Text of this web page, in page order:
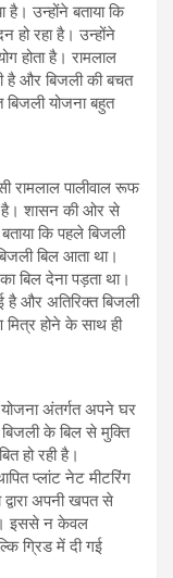
उन्होंने बताया कि
हो रहा है। उन्होंने
होता है। रामलाल
है और बिजली की बचत
बिजली योजना बहुत
रामलाल पालीवाल रूफ
है। शासन की ओर से
कि पहले बिजली
बिल आता था।
बिल देना पड़ता था।
है और अतिरिक्त बिजली
होने के साथ ही
अंतर्गत अपने घर
के बिल से मुक्ति
हो रही है।
प्लांट नेट मीटरिंग
द्वारा अपनी खपत से
इससे न केवल
ग्रिड में दी गई